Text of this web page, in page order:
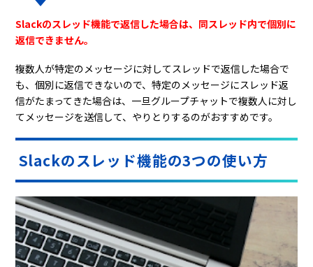
Slackのスレッド機能で返信した場合は、同スレッド内で個別に
返信できません。
複数人が特定のメッセージに対してスレッドで返信した場合で
も、個別に返信できないので、特定のメッセージにスレッド返
信がたまってきた場合は、一旦グループチャットで複数人に対し
てメッセージを送信して、やりとりするのがおすすめです。
Slackのスレッド機能の3つの使い方